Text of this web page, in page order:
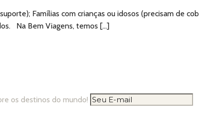
Famílias com crianças ou idosos (precisam de
Na Bem Viagens, temos […]
os destinos do mundo!